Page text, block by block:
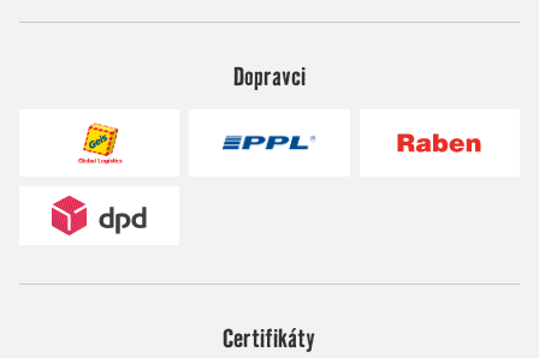
Dopravci
Certifikáty